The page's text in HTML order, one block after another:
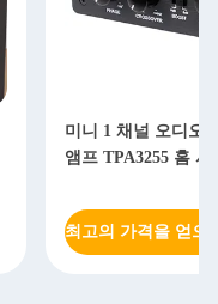
미니 1 채널 오디오
앰프 TPA3255 홈
최고의 가격을 얻으